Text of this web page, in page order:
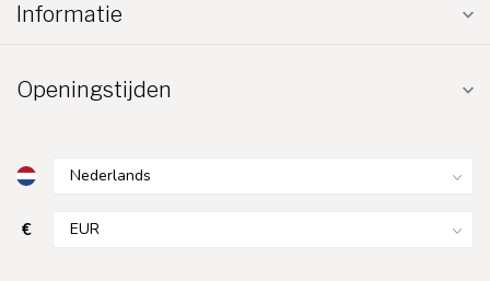
Informatie
Openingstijden
€